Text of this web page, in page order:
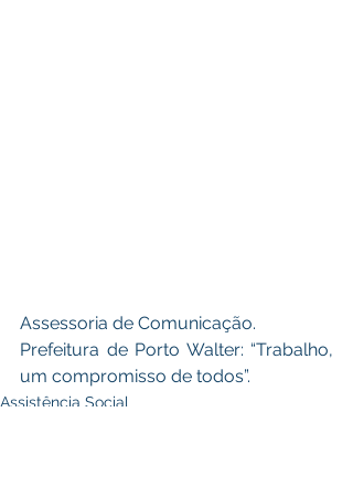
Assessoria de Comunicação.
Prefeitura de Porto Walter: “Trabalho,
um compromisso de todos”.
Assistência Social